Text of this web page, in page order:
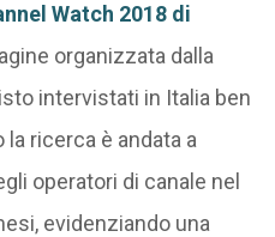
Watch 2018 di
organizzata dalla
intervistati in Italia ben
ricerca è andata a
operatori di canale nel
evidenziando una